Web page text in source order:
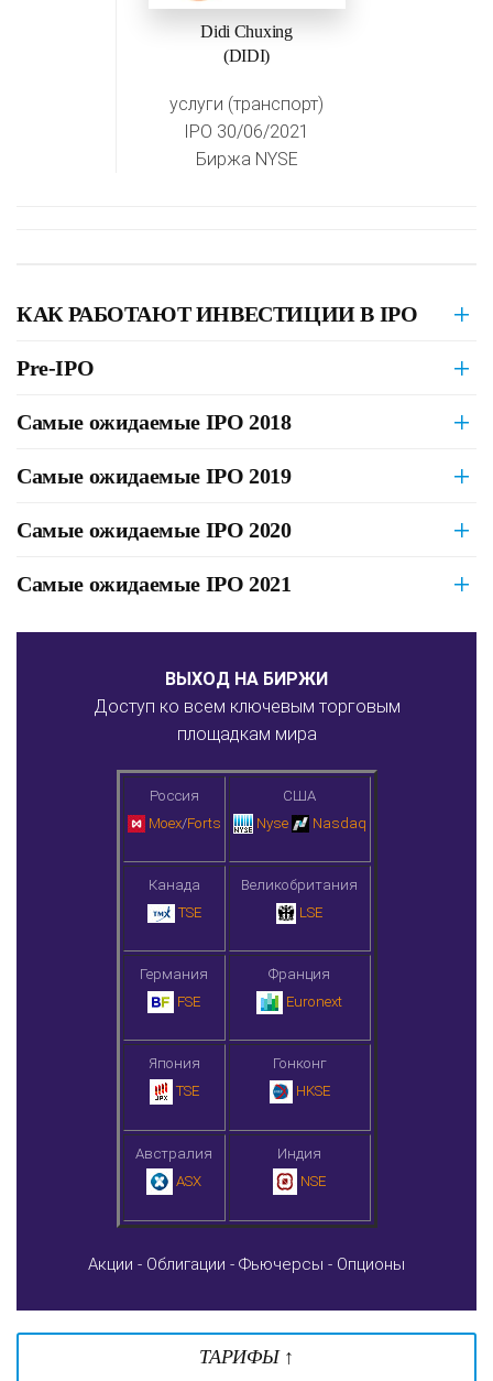
Didi Chuxing
(DIDI)
услуги (транспорт)
IPO 30/06/2021
Биржа NYSE
КАК РАБОТАЮТ ИНВЕСТИЦИИ В IPO
Pre-IPO
Самые ожидаемые IPO 2018
Самые ожидаемые IPO 2019
Самые ожидаемые IPO 2020
Самые ожидаемые IPO 2021
ВЫХОД НА БИРЖИ
Доступ ко всем ключевым торговым
площадкам мира
Россия
Moex/Forts
США
Nyse
Nasdaq
Канада
TSE
Великобритания
LSE
Германия
FSE
Франция
Euronext
Япония
TSE
Гонконг
HKSE
Австралия
ASX
Индия
NSE
Акции - Облигации - Фьючерсы - Опционы
ТАРИФЫ ↑